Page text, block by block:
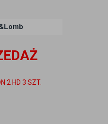
2 HD 3 SZT.